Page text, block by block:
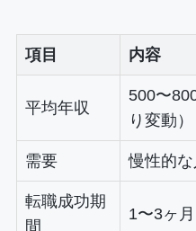
項目 内容
平均年収
500〜
り変動）
需要 慢性的
転職成功期
間
1〜3ヶ月